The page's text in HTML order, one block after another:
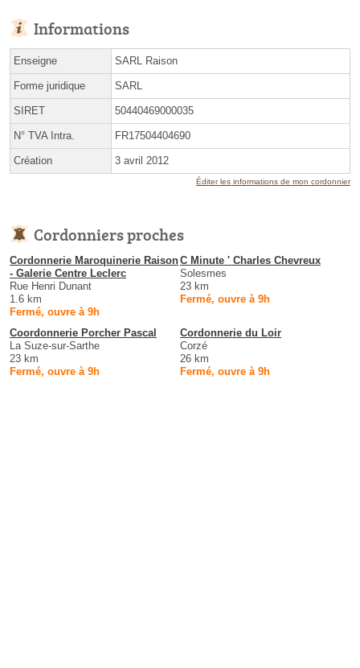
Informations
Enseigne SARL Raison
Forme juridique SARL
SIRET 50440469000035
N° TVA Intra. FR17504404690
Création 3 avril 2012
Éditer les informations de mon cordonnier
Cordonniers proches
Cordonnerie Maroquinerie Raison
- Galerie Centre Leclerc
Rue Henri Dunant
1.6 km
Fermé, ouvre à 9h
C Minute ' Charles Chevreux
Solesmes
23 km
Fermé, ouvre à 9h
Coordonnerie Porcher Pascal
La Suze-sur-Sarthe
23 km
Fermé, ouvre à 9h
Cordonnerie du Loir
Corzé
26 km
Fermé, ouvre à 9h